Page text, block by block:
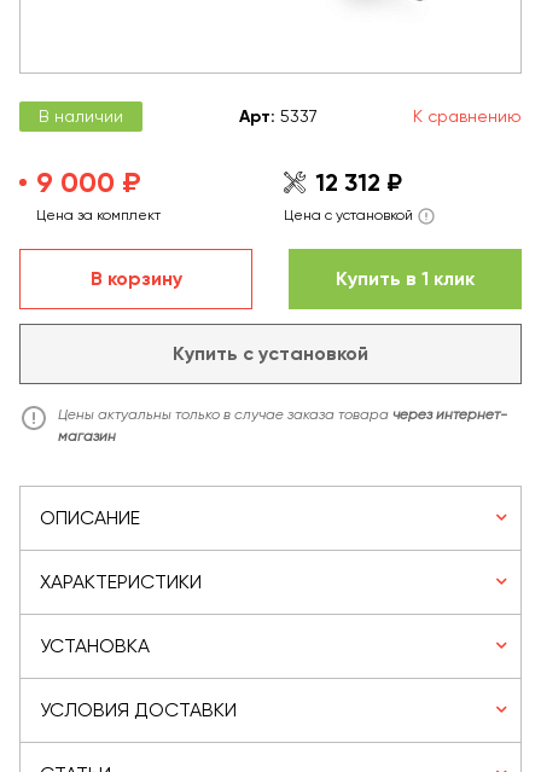
В наличии Арт: 5337 К сравнению
9 000 ₽
Цена за комплект
12 312 ₽
Цена с установкой
В корзину Купить в 1 клик
Купить с установкой
Цены актуальны только в случае заказа товара через интернет-
магазин
ОПИСАНИЕ
ХАРАКТЕРИСТИКИ
УСТАНОВКА
УСЛОВИЯ ДОСТАВКИ